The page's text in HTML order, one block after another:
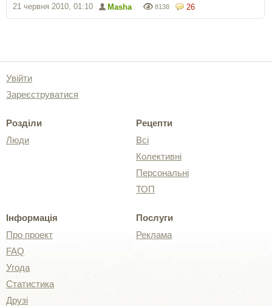
26
8138
Masha
21 червня 2010, 01:10
Увійти
Зареєструватися
Розділи
Люди
Рецепти
Всі
Колективні
Персональні
ТОП
Інформація
Про проект
FAQ
Угода
Статистика
Друзі
Послуги
Реклама